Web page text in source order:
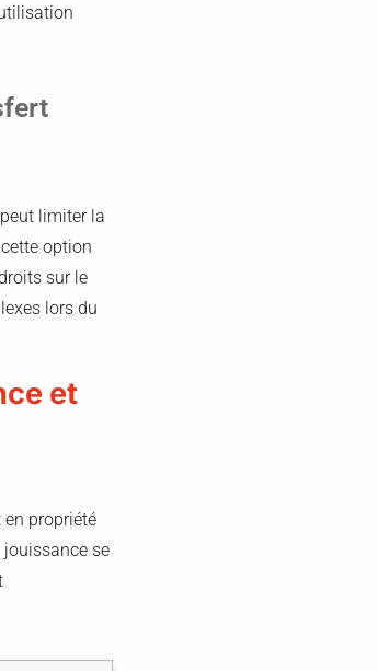
limiter la
option
sur le
lors du
et
propriété
jouissance se